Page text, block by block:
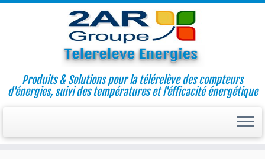
Produits & Solutions pour la télérelève des compteurs
d'énergies, suivi des températures et l'éfficacité énergétique